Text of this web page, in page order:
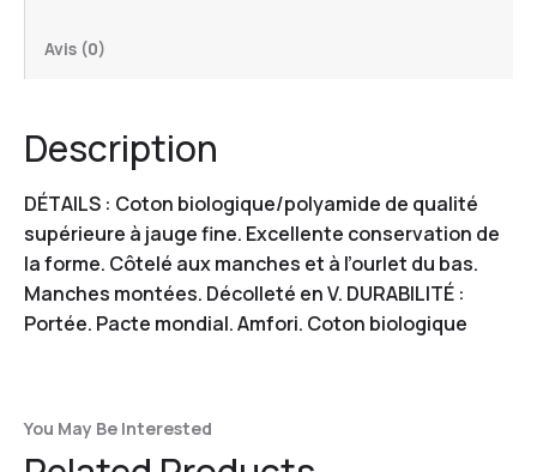
Avis (0)
Description
DÉTAILS : Coton biologique/polyamide de qualité
supérieure à jauge fine. Excellente conservation de
la forme. Côtelé aux manches et à l’ourlet du bas.
Manches montées. Décolleté en V. DURABILITÉ :
Portée. Pacte mondial. Amfori. Coton biologique
You May Be Interested